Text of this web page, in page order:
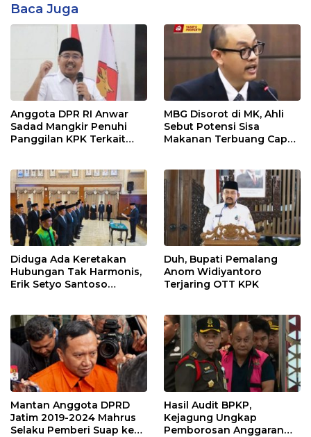
Baca Juga
Anggota DPR RI Anwar
Sadad Mangkir Penuhi
Panggilan KPK Terkait
MBG Disorot di MK, Ahli
Sebut Potensi Sisa
Makanan Terbuang Capai
Diduga Ada Keretakan
Hubungan Tak Harmonis,
Erik Setyo Santoso
Duh, Bupati Pemalang
Anom Widiyantoro
Terjaring OTT KPK
Mantan Anggota DPRD
Jatim 2019-2024 Mahrus
Selaku Pemberi Suap ke
Hasil Audit BPKP,
Kejagung Ungkap
Pemborosan Anggaran